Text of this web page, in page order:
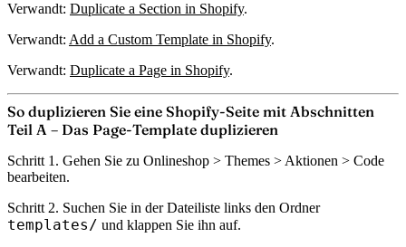
Verwandt: Duplicate a Section in Shopify.
Verwandt: Add a Custom Template in Shopify.
Verwandt: Duplicate a Page in Shopify.
So duplizieren Sie eine Shopify-Seite mit Abschnitten
Teil A – Das Page-Template duplizieren
Schritt 1. Gehen Sie zu Onlineshop > Themes > Aktionen > Code
bearbeiten.
Schritt 2. Suchen Sie in der Dateiliste links den Ordner
templates/ und klappen Sie ihn auf.